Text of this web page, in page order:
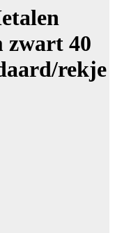
zwart 40
rekje